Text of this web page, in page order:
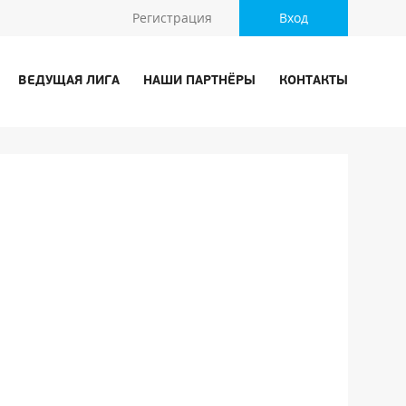
Вход
Регистрация
ВЕДУЩАЯ ЛИГА НАШИ ПАРТНЁРЫ КОНТАКТЫ